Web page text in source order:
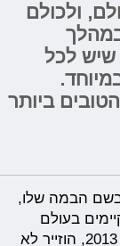
ולכולם
שיש לכל
ביותר
בשם הבמה שלו,
בעולם
המוזיקה. מאז פריצתו הגדולה אי שם בשנת 2013, הוזייר לא